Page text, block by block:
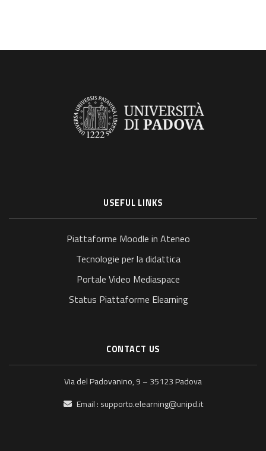
USEFUL LINKS
Piattaforme Moodle in Ateneo
Tecnologie per la didattica
Portale Video Mediaspace
Status Piattaforme Elearning
CONTACT US
Via del Padovanino, 9 – 35123 Padova
Email : supporto.elearning@unipd.it